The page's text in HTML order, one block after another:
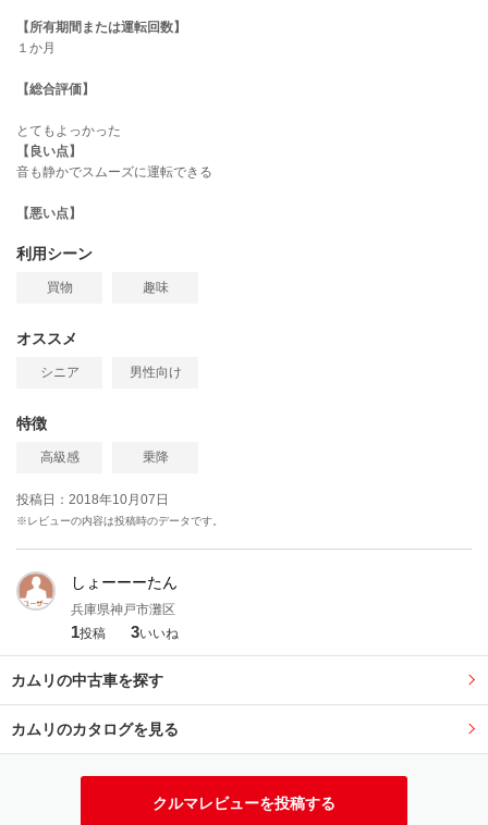
【所有期間または運転回数】
１か月
【総合評価】
とてもよっかった
【良い点】
音も静かでスムーズに運転できる
【悪い点】
利用シーン
買物 趣味
オススメ
シニア 男性向け
特徴
高級感 乗降
投稿日：2018年10月07日
※レビューの内容は投稿時のデータです。
しょーーーたん
兵庫県神戸市灘区
1投稿 3いいね
カムリの中古車を探す
カムリのカタログを見る
クルマレビューを投稿する